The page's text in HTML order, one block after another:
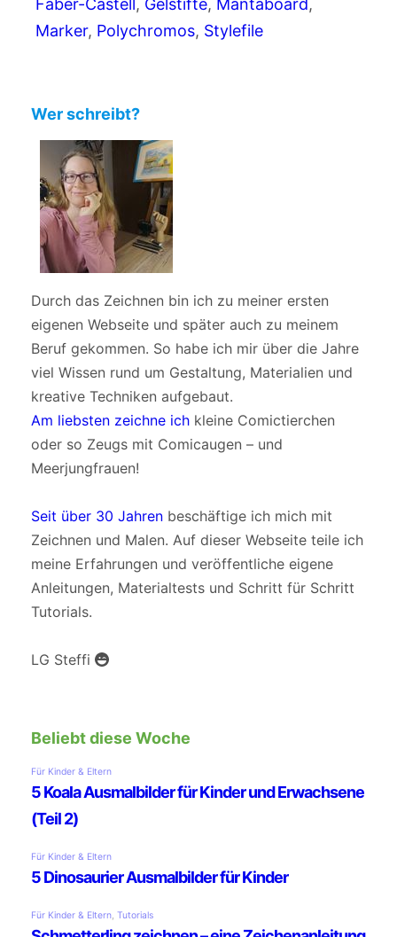
Faber-Castell , Gelstifte, Mantaboard
Marker, Polychromos, Stylefile
Wer schreibt?
Durch das Zeichnen bin ich zu meiner ersten
eigenen Webseite und später auch zu meinem
Beruf gekommen. So habe ich mir über die Jahre
viel Wissen rund um Gestaltung, Materialien und
kreative Techniken aufgebaut.
Am liebsten zeichne ichkleine Comictierchen
oder so Zeugs mit Comicaugen – und
Meerjungfrauen!
Seit über 30 Jahrenbeschäftige ich mich mit
Zeichnen und Malen. Auf dieser Webseite teile ich
meine Erfahrungen und veröffentliche eigene
Anleitungen, Materialtests und Schritt für Schritt
Tutorials.
LG Steffi
Beliebt diese Woche